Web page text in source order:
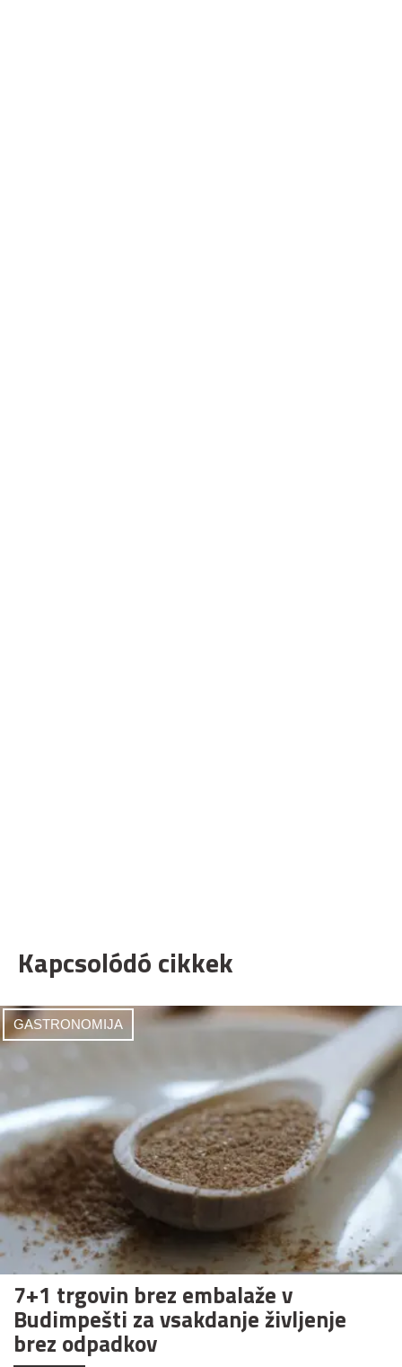
Kapcsolódó cikkek
GASTRONOMIJA
7+1 trgovin brez embalaže v
Budimpešti za vsakdanje življenje
brez odpadkov